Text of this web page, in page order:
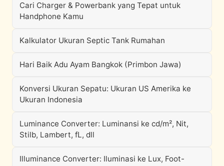
Cari Charger & Powerbank yang Tepat untuk
Handphone Kamu
Kalkulator Ukuran Septic Tank Rumahan
Hari Baik Adu Ayam Bangkok (Primbon Jawa)
Konversi Ukuran Sepatu: Ukuran US Amerika ke
Ukuran Indonesia
Luminance Converter: Luminansi ke cd/m², Nit,
Stilb, Lambert, fL, dll
Illuminance Converter: Iluminasi ke Lux, Foot-